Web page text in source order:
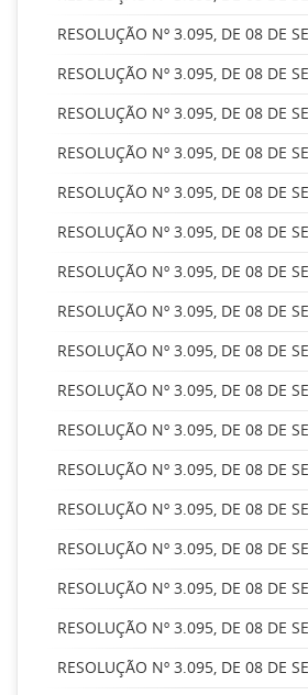
RESOLUÇÃO Nº 3.095, DE 08 DE
RESOLUÇÃO Nº 3.095, DE 08 DE
RESOLUÇÃO Nº 3.095, DE 08 DE
RESOLUÇÃO Nº 3.095, DE 08 DE
RESOLUÇÃO Nº 3.095, DE 08 DE
RESOLUÇÃO Nº 3.095, DE 08 DE
RESOLUÇÃO Nº 3.095, DE 08 DE
RESOLUÇÃO Nº 3.095, DE 08 DE
RESOLUÇÃO Nº 3.095, DE 08 DE
RESOLUÇÃO Nº 3.095, DE 08 DE
RESOLUÇÃO Nº 3.095, DE 08 DE
RESOLUÇÃO Nº 3.095, DE 08 DE
RESOLUÇÃO Nº 3.095, DE 08 DE
RESOLUÇÃO Nº 3.095, DE 08 DE
RESOLUÇÃO Nº 3.095, DE 08 DE
RESOLUÇÃO Nº 3.095, DE 08 DE
RESOLUÇÃO Nº 3.095, DE 08 DE